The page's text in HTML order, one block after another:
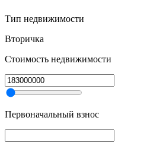
Тип недвижимости
Вторичка
Стоимость недвижимости
Первоначальный взнос